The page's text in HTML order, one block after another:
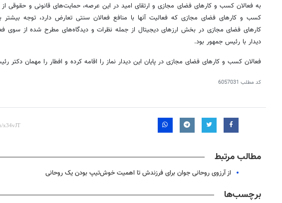
به فعالان کسب و کارهای فضای مجازی و ارتقای امید در این عرصه، حمایت‌های قانونی و حقوقی از
کسب و کارهای فضای مجازی که فعالیت آنها با منافع فعالان سنتی تعارض دارد، توجه
کارهای فضای مجازی در بخش ارزهای دیجیتال از جمله نظرات و دیدگاه‌های مطرح شده از سوی
دیدار با رئیس جمهور بود.
فعالان کسب و کارهای فضای مجازی در پایان این دیدار نماز را اقامه کرده و افطار را مهمان دکتر
کد مطلب 6057031
مطالب مرتبط
از آرزوی روحانی جوان برای فرزندش تا اهمیت خوش‌تیپ بودن یک روحانی
برچسب‌ها